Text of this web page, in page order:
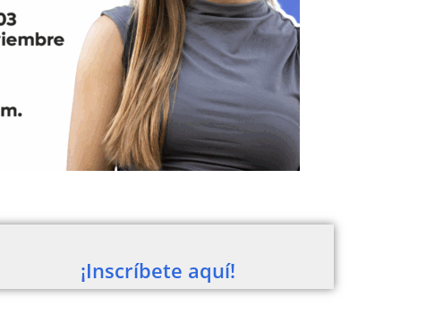
¡Inscríbete aquí!